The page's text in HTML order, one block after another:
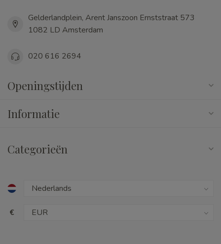
Gelderlandplein, Arent Janszoon Ernststraat 573
1082 LD Amsterdam
020 616 2694
Openingstijden
Informatie
Categorieën
€